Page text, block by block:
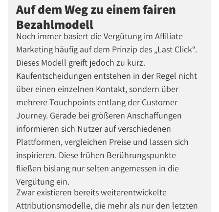
Auf dem Weg zu einem fairen
Bezahlmodell
Noch immer basiert die Vergütung im Affiliate-
Marketing häufig auf dem Prinzip des Last Click .
Dieses Modell greift jedoch zu kurz.
Kaufentscheidungen entstehen in der Regel nicht
über einen einzelnen Kontakt, sondern über
mehrere Touchpoints entlang der Customer
Journey. Gerade bei größeren Anschaffungen
informieren sich Nutzer auf verschiedenen
Plattformen, vergleichen Preise und lassen sich
inspirieren. Diese frühen Berührungspunkte
fließen bislang nur selten angemessen in die
Vergütung ein.
Zwar existieren bereits weiterentwickelte
Attributionsmodelle, die mehr als nur den letzten